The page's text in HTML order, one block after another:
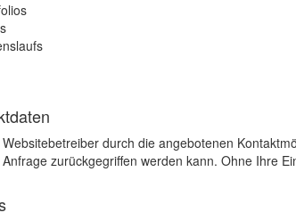
durch die angebotenen
zurückgegriffen werden kann. Ohne Ihre